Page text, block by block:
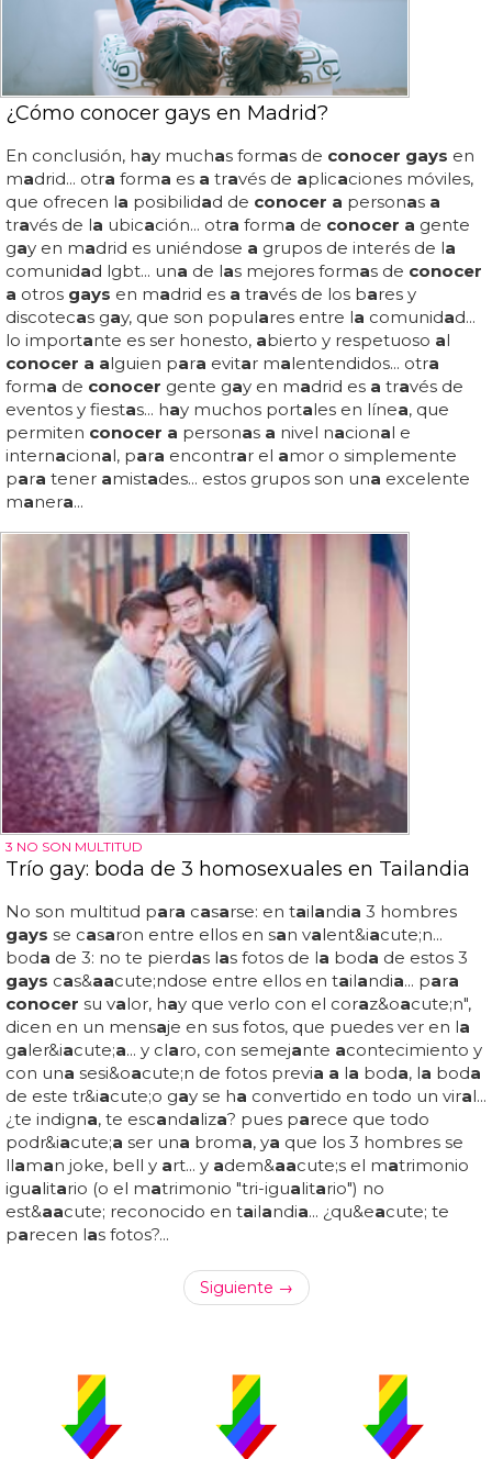
¿Cómo conocer gays en Madrid?
En conclusión, hay muchas formas de conocer gays en
madrid... otra forma es a través de aplicaciones móviles,
que ofrecen la posibilidad de conocer a personas a
través de la ubicación... otra forma de conocer a gente
gay en madrid es uniéndose a grupos de interés de la
comunidad lgbt... una de las mejores formas de conocer
a otros gays en madrid es a través de los bares y
discotecas gay, que son populares entre la comunidad...
lo importante es ser honesto, abierto y respetuoso al
conocer a alguien para evitar malentendidos... otra
forma de conocer gente gay en madrid es a través de
eventos y fiestas... hay muchos portales en línea, que
permiten conocer a personas a nivel nacional e
internacional, para encontrar el amor o simplemente
para tener amistades... estos grupos son una excelente
manera...
3 NO SON MULTITUD
Trío gay: boda de 3 homosexuales en Tailandia
No son multitud para casarse: en tailandia 3 hombres
gays se casaron entre ellos en san valent&iacute;n...
boda de 3: no te pierdas las fotos de la boda de estos 3
gays cas&aacute;ndose entre ellos en tailandia... para
conocer su valor, hay que verlo con el coraz&oacute;n",
dicen en un mensaje en sus fotos, que puedes ver en la
galer&iacute;a... y claro, con semejante acontecimiento y
con una sesi&oacute;n de fotos previa a la boda, la boda
de este tr&iacute;o gay se ha convertido en todo un viral...
¿te indigna, te escandaliza? pues parece que todo
podr&iacute;a ser una broma, ya que los 3 hombres se
llaman joke, bell y art... y adem&aacute;s el matrimonio
igualitario (o el matrimonio "tri-igualitario") no
est&aacute; reconocido en tailandia... ¿qu&eacute; te
parecen las fotos?...
Siguiente →